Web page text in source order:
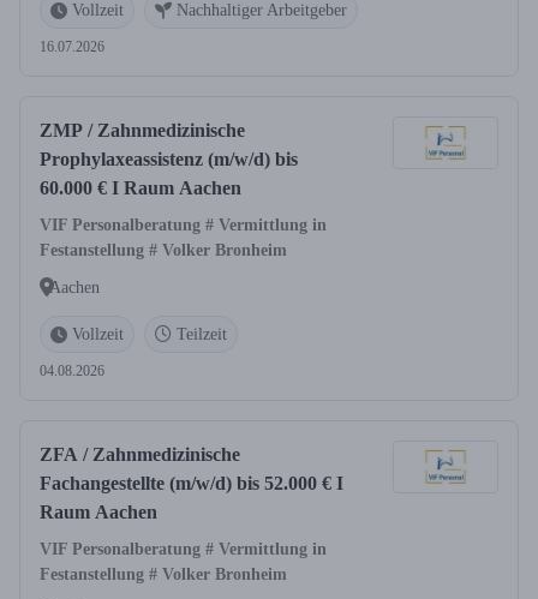
Vollzeit Nachhaltiger Arbeitgeber
16.07.2026
ZMP / Zahnmedizinische
Prophylaxeassistenz (m/w/d) bis
60.000 € I Raum Aachen
VIF Personalberatung # Vermittlung in
Festanstellung # Volker Bronheim
Aachen
Vollzeit Teilzeit
04.08.2026
ZFA / Zahnmedizinische
Fachangestellte (m/w/d) bis 52.000 € I
Raum Aachen
VIF Personalberatung # Vermittlung in
Festanstellung # Volker Bronheim